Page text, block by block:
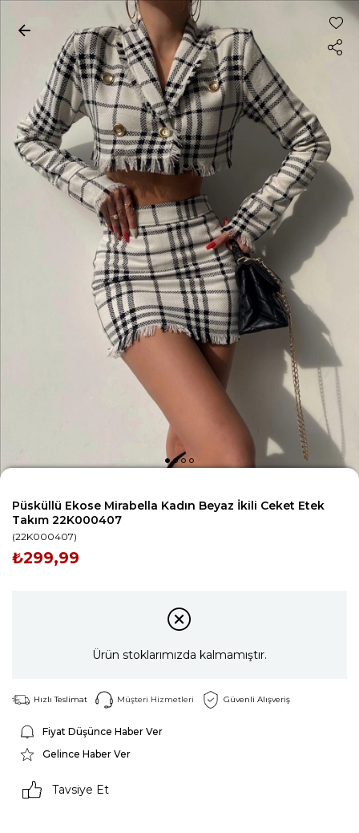
Püsküllü Ekose Mirabella Kadın Beyaz İkili Ceket Etek
Takım 22K000407
(22K000407)
₺299,99
Ürün stoklarımızda kalmamıştır.
Hızlı Teslimat Müşteri Hizmetleri Güvenli Alışveriş
Fiyat Düşünce Haber Ver
Gelince Haber Ver
Tavsiye Et